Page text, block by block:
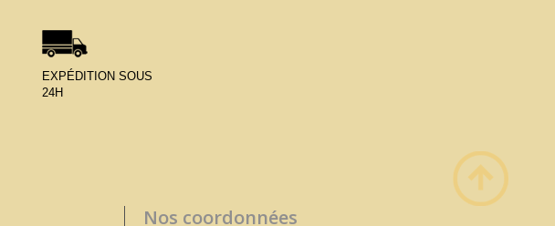
EXPÉDITION SOUS
24H
Nos coordonnées